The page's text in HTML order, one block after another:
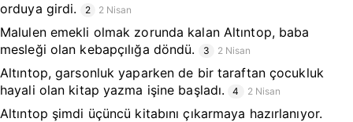
orduya girdi.
2 2 Nisan
Malulen emekli olmak zorunda kalan Altıntop, baba
mesleği olan kebapçılığa döndü.
3 2 Nisan
Altıntop, garsonluk yaparken de bir taraftan çocukluk
hayali olan kitap yazma işine başladı.
4 2 Nisan
Altıntop şimdi üçüncü kitabını çıkarmaya hazırlanıyor.